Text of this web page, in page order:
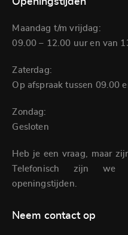
Maandag t/m vrijdag:
09.00 – 12.00 uur en van
Zaterdag:
Op afspraak tussen 09.00
Zondag:
Gesloten
Heb je een vraag, maar
Telefonisch zijn we
openingstijden.
Neem contact op